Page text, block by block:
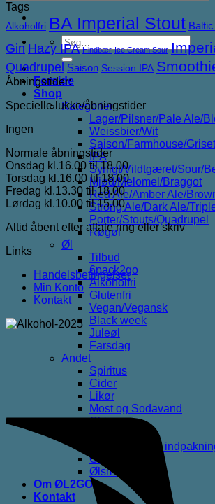
Søg
efter:
Forside
Shop
Kategorier
Lager/Pilsner/Pale Ale/
Weissbier/Wit
Saison/Farmhouse/
IPA
Syrligt/Vildtgæret/Sour/
Mjød/Melomel/Braggot
Red Ale/Amber Ale/
Strong Ale/Dark Ale/
Porter/Stouts/Quadrupel
Røgøl
Øl
Tilbud
6pack2go
Alkoholfri
Glutenfri
Vegan/Vegansk
Black week
Juleøl
Farsdag
Andet
Spiritus
Cider
Likør
Most og Sodavand
Chips
Gaveæsker og
Glas
Ølsmagning
Om ØL2GO
Kontakt
Tags
Alkoholfri BA Imperial Stout
Gin Hazy IPA Hindbær Ice Cream Sour
Quadrupel Saison Session IPA
Åbningstider:
Specielle lukke/åbningstider
Ingen
Normale åbningstider
Onsdag kl.16.00 til 18.00
Torsdag kl.16.00 til 18.00
Fredag kl.13.30 til 18.00
Lørdag kl.10.00 til 15.00
Altid åbent efter aftale ring eller skriv
Links
Handelsbetingelser
Min Konto
Kontakt